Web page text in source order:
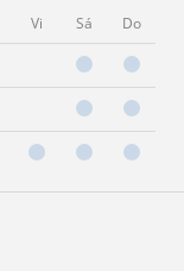
Vi Sá Do